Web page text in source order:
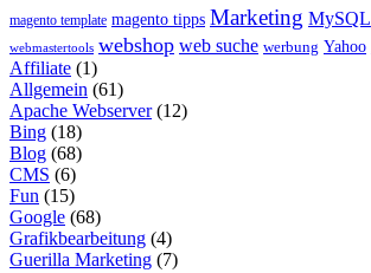
magento template magento tipps Marketing MySQL
webmastertools webshop web suche werbung Yahoo
Affiliate (1)
Allgemein (61)
Apache Webserver(12)
Bing (18)
Blog (68)
CMS (6)
Fun (15)
Google (68)
Grafikbearbeitung (4)
Guerilla Marketing (7)